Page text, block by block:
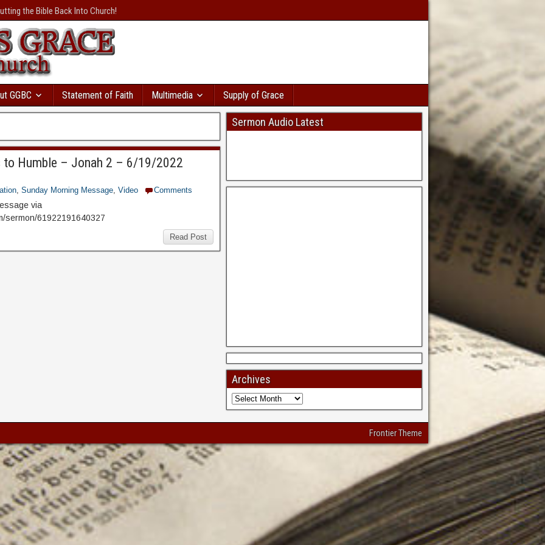
с большой
вы пойдете в
сразу же. Там даже
база
Кредит без відмови і
моментально
с автоматическим
the Bible Back Into Church!
GGBC Statement of Faith Multimedia Supply of Grace
to Humble – Jonah 2 – 6/19/2022
, Sunday Morning Message, Video Comments
via
sermon/61922191640327
Read Post
Sermon Audio Latest
Archives
Frontier Theme